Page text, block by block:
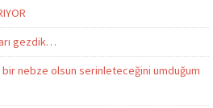
gezdik…
bir nebze olsun serinleteceğini umduğum